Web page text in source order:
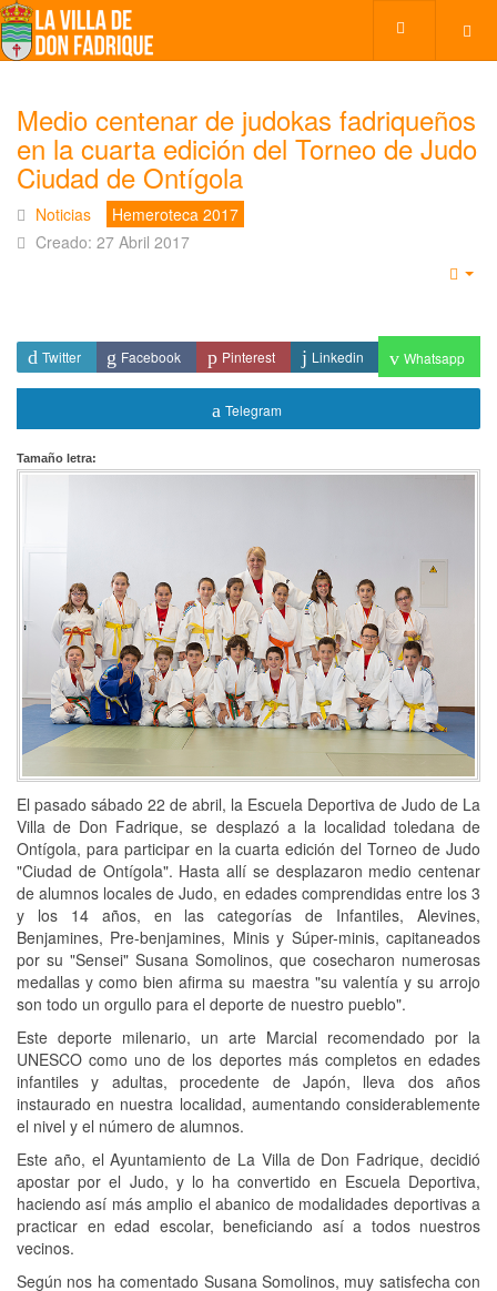
Medio centenar de judokas fadriqueños
en la cuarta edición del Torneo de Judo
Ciudad de Ontígola
Noticias
Hemeroteca 2017
Creado: 27 Abril 2017
Twitter Facebook Pinterest Linkedin Whatsapp
Telegram
Tamaño letra:
El pasado sábado 22 de abril, la Escuela Deportiva de Judo de La
Villa de Don Fadrique, se desplazó a la localidad toledana de
Ontígola, para participar en la cuarta edición del Torneo de Judo
"Ciudad de Ontígola". Hasta allí se desplazaron medio centenar
de alumnos locales de Judo, en edades comprendidas entre los 3
y los 14 años, en las categorías de Infantiles, Alevines,
Benjamines, Pre-benjamines, Minis y Súper-minis, capitaneados
por su "Sensei" Susana Somolinos, que cosecharon numerosas
medallas y como bien afirma su maestra "su valentía y su arrojo
son todo un orgullo para el deporte de nuestro pueblo".
Este deporte milenario, un arte Marcial recomendado por la
UNESCO como uno de los deportes más completos en edades
infantiles y adultas, procedente de Japón, lleva dos años
instaurado en nuestra localidad, aumentando considerablemente
el nivel y el número de alumnos.
Este año, el Ayuntamiento de La Villa de Don Fadrique, decidió
apostar por el Judo, y lo ha convertido en Escuela Deportiva,
haciendo así más amplio el abanico de modalidades deportivas a
practicar en edad escolar, beneficiando así a todos nuestros
vecinos.
Según nos ha comentado Susana Somolinos, muy satisfecha con